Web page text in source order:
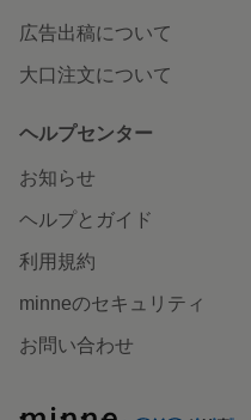
広告出稿について
大口注文について
ヘルプセンター
お知らせ
ヘルプとガイド
利用規約
minneのセキュリティ
お問い合わせ